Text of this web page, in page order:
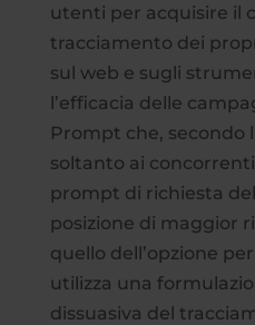
utenti per acquisire il
tracciamento dei
sul web e sugli
l’efficacia delle
Prompt che, secondo
soltanto ai concorrenti
prompt di richiesta
posizione di maggior
quello dell’opzione
utilizza una
dissuasiva del